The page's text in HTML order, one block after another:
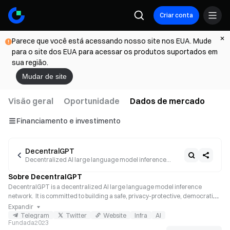
Criar conta
Parece que você está acessando nosso site nos EUA. Mude
para o site dos EUA para acessar os produtos suportados em
sua região.
Mudar de site
Visão geral Oportunidade Dados de mercado
Financiamento e investimento
DecentralGPT
Decentralized AI large language model inference
Sobre DecentralGPT
DecentralGPT is a decentralized AI large language model inference
network.  It is committed to building a safe, privacy-protective, democratic,
transparent, open-source, and universally accessible AGI.
Expandir
Telegram
Twitter Website Infra
AI
Fundada2023